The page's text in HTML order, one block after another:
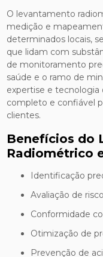
O levantamento
medição e
determinados locais,
que lidam com
de monitoramento
saúde e o ramo de
expertise e
completo e confiável
clientes.
Benefícios do
Radiométrico
Identificação
Avaliação de
Conformidade
Otimização de
Prevenção de